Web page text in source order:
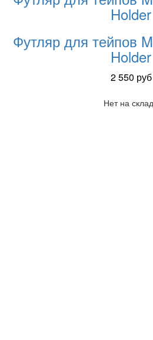
Holder
Футляр для тейпов
Holder
2 550 руб
Нет на